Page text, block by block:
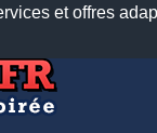
et offres
Facebook
TwitterFeeds